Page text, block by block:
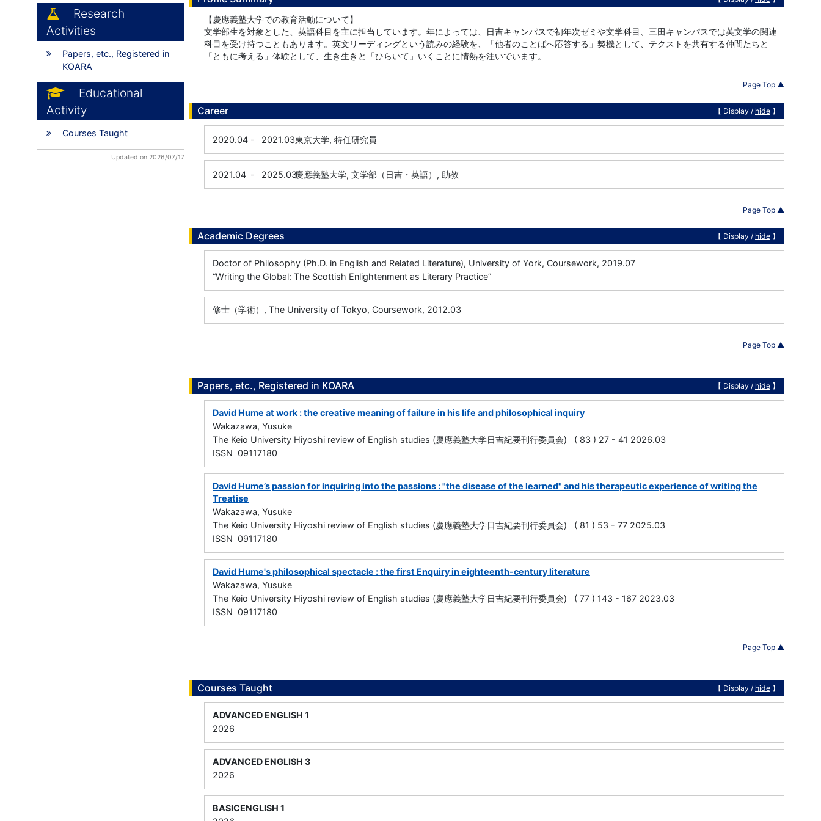
Research
Activities
Papers, etc., Registered in
KOARA
Educational
Activity
Courses Taught
Updated on 2026/07/17
【慶應義塾大学での教育活動について】
文学部生を対象とした、英語科目を主に担当しています。年によっては、日吉キャンパスで初年次ゼミや文学科目、三田キャンパスでは英文学の関連
科目を受け持つこともあります。英文リーディングという読みの経験を、「他者のことばへ応答する」契機として、テクストを共有する仲間たちと
「ともに考える」体験として、生き生きと「ひらいて」いくことに情熱を注いでいます。
Page Top ▲
Career 【 Display / hide 】
2020.04 - 2021.03東京大学, 特任研究員
2021.04 - 2025.03慶應義塾大学, 文学部（日吉・英語）, 助教
Page Top ▲
Academic Degrees 【 Display / hide 】
Doctor of Philosophy (Ph.D. in English and Related Literature), University of York, Coursework, 2019.07
“Writing the Global: The Scottish Enlightenment as Literary Practice”
修士（学術）, The University of Tokyo, Coursework, 2012.03
Page Top ▲
Papers, etc., Registered in KOARA 【 Display / hide 】
David Hume at work : the creative meaning of failure in his life and philosophical inquiry
Wakazawa, Yusuke
The Keio University Hiyoshi review of English studies (慶應義塾大学日吉紀要刊行委員会) ( 83 ) 27 - 41 2026.03
ISSN 09117180
David Hume’s passion for inquiring into the passions : "the disease of the learned" and his therapeutic experience of writing the
Treatise
Wakazawa, Yusuke
The Keio University Hiyoshi review of English studies (慶應義塾大学日吉紀要刊行委員会) ( 81 ) 53 - 77 2025.03
ISSN 09117180
David Hume's philosophical spectacle : the first Enquiry in eighteenth-century literature
Wakazawa, Yusuke
The Keio University Hiyoshi review of English studies (慶應義塾大学日吉紀要刊行委員会) ( 77 ) 143 - 167 2023.03
ISSN 09117180
Page Top ▲
Courses Taught 【 Display / hide 】
ADVANCED ENGLISH 1
2026
ADVANCED ENGLISH 3
2026
BASICENGLISH 1